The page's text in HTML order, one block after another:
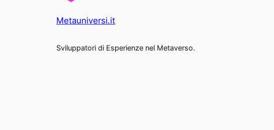
Metauniversi.it
Sviluppatori di Esperienze nel Metaverso.